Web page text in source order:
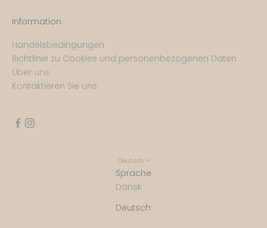
Information
Handelsbedingungen
Richtlinie zu Cookies und personenbezogenen Daten
Über uns
Kontaktieren Sie uns
Deutsch
Sprache
Dansk
Deutsch